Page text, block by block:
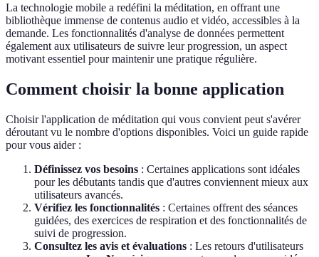
La technologie mobile a redéfini la méditation, en offrant une
bibliothèque immense de contenus audio et vidéo, accessibles à la
demande. Les fonctionnalités d'analyse de données permettent
également aux utilisateurs de suivre leur progression, un aspect
motivant essentiel pour maintenir une pratique régulière.
Comment choisir la bonne application
Choisir l'application de méditation qui vous convient peut s'avérer
déroutant vu le nombre d'options disponibles. Voici un guide rapide
pour vous aider :
Définissez vos besoins : Certaines applications sont idéales
pour les débutants tandis que d'autres conviennent mieux aux
utilisateurs avancés.
Vérifiez les fonctionnalités : Certaines offrent des séances
guidées, des exercices de respiration et des fonctionnalités de
suivi de progression.
Consultez les avis et évaluations : Les retours d'utilisateurs